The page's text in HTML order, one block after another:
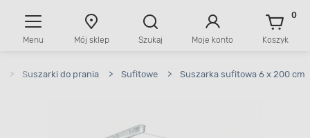
Menu Mój sklep Szukaj Moje konto Koszyk
0
> Suszarki do prania > Sufitowe > Suszarka sufitowa 6 x 200 cm